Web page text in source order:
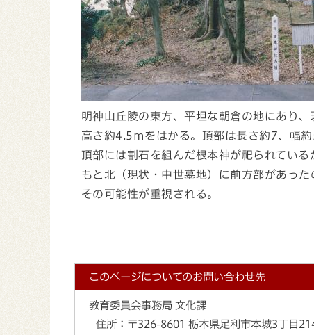
明神山丘陵の東方、平坦な朝倉の地にあり
高さ約4.5mをはかる。頂部は長さ約7、幅
頂部には割石を組んだ根本神が祀られてい
もと北（現状・中世墓地）に前方部があっ
その可能性が重視される。
このページについてのお問い合わせ先
教育委員会事務局 文化課
住所： 〒326-8601 栃木県足利市本城3丁目